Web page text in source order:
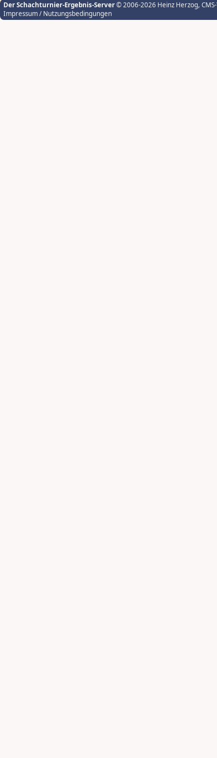
Der Schachturnier-Ergebnis-Server© 2006-2026 Heinz Herzog,
Impressum / Nutzungsbedingungen